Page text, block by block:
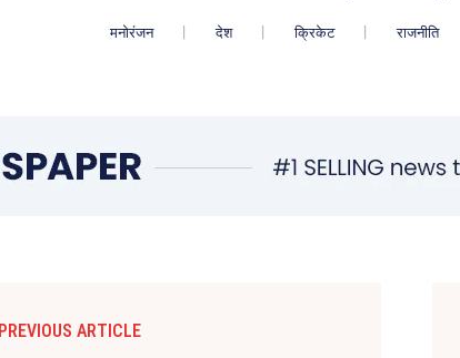
मनोरंजन देश क्रिकेट राजनीति
PREVIOUS ARTICLE